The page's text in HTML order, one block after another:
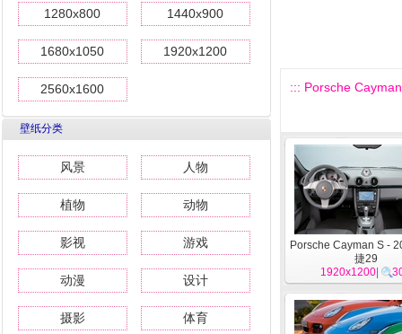
1280x800 1440x900
1680x1050 1920x1200
2560x1600
壁纸分类
风景 人物
植物 动物
影视 游戏
动漫 设计
摄影 体育
::: Porsche
Porsche Cayman S -
捷29
1920x1200